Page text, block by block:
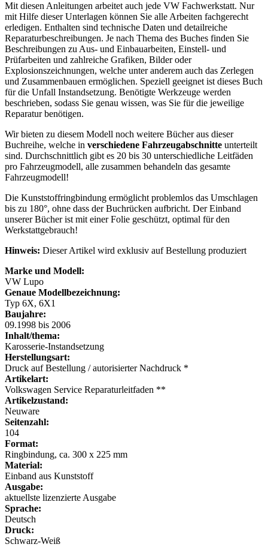
Mit diesen Anleitungen arbeitet auch jede VW Fachwerkstatt. Nur
mit Hilfe dieser Unterlagen können Sie alle Arbeiten fachgerecht
erledigen. Enthalten sind technische Daten und detailreiche
Reparaturbeschreibungen. Je nach Thema des Buches finden Sie
Beschreibungen zu Aus- und Einbauarbeiten, Einstell- und
Prüfarbeiten und zahlreiche Grafiken, Bilder oder
Explosionszeichnungen, welche unter anderem auch das Zerlegen
und Zusammenbauen ermöglichen. Speziell geeignet ist dieses Buch
für die Unfall Instandsetzung. Benötigte Werkzeuge werden
beschrieben, sodass Sie genau wissen, was Sie für die jeweilige
Reparatur benötigen.
Wir bieten zu diesem Modell noch weitere Bücher aus dieser
Buchreihe, welche in verschiedene Fahrzeugabschnitte unterteilt
sind. Durchschnittlich gibt es 20 bis 30 unterschiedliche Leitfäden
pro Fahrzeugmodell, alle zusammen behandeln das gesamte
Fahrzeugmodell!
Die Kunststoffringbindung ermöglicht problemlos das Umschlagen
bis zu 180°, ohne dass der Buchrücken aufbricht. Der Einband
unserer Bücher ist mit einer Folie geschützt, optimal für den
Werkstattgebrauch!
Hinweis: Dieser Artikel wird exklusiv auf Bestellung produziert
Marke und Modell:
VW Lupo
Genaue Modellbezeichnung:
Typ 6X, 6X1
Baujahre:
09.1998 bis 2006
Inhalt/thema:
Karosserie-Instandsetzung
Herstellungsart:
Druck auf Bestellung / autorisierter Nachdruck *
Artikelart:
Volkswagen Service Reparaturleitfaden **
Artikelzustand:
Neuware
Seitenzahl:
104
Format:
Ringbindung, ca. 300 x 225 mm
Material:
Einband aus Kunststoff
Ausgabe:
aktuellste lizenzierte Ausgabe
Sprache:
Deutsch
Druck:
Schwarz-Weiß